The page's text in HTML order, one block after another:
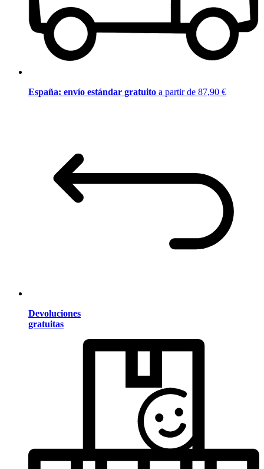
España: envío estándar gratuito a partir de 87,90 €
Devoluciones
gratuitas